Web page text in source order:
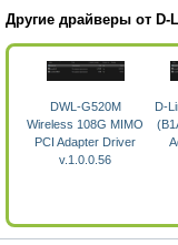
Другие драйверы от D-
DWL-G520M
Wireless 108G MIMO
PCI Adapter Driver
v.1.0.0.56
D-